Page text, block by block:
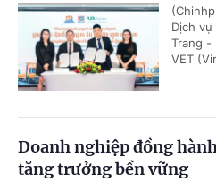
Dịch
Trang -
VET
Doanh nghiệp đồng
tăng trưởng bền vững